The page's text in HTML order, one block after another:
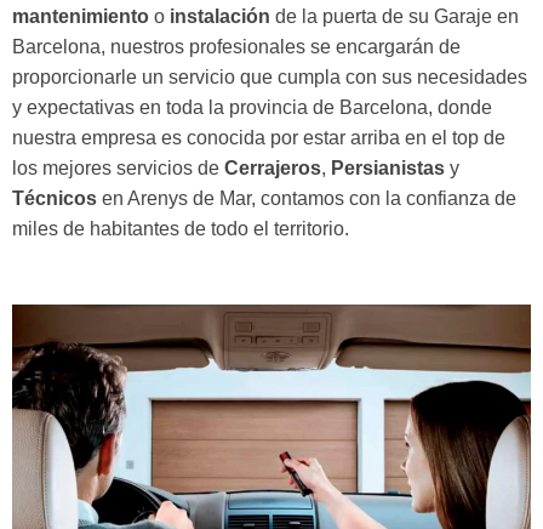
mantenimiento o instalación de la puerta de su Garaje en
Barcelona, nuestros profesionales se encargarán de
proporcionarle un servicio que cumpla con sus necesidades
y expectativas en toda la provincia de Barcelona, donde
nuestra empresa es conocida por estar arriba en el top de
los mejores servicios de Cerrajeros, Persianistas y
Técnicos en Arenys de Mar, contamos con la confianza de
miles de habitantes de todo el territorio.